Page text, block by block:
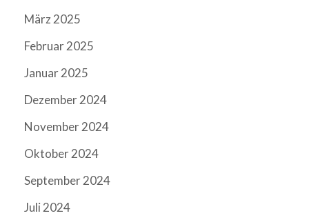
März 2025
Februar 2025
Januar 2025
Dezember 2024
November 2024
Oktober 2024
September 2024
Juli 2024